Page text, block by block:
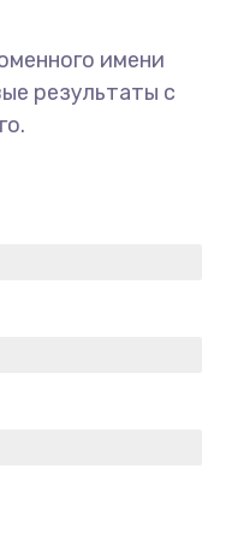
имени
результаты с